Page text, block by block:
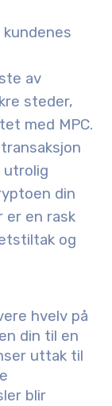
av
steder,
med MPC.
utrolig
din
er en rask
og
hvelv på
din til en
uttak til
blir